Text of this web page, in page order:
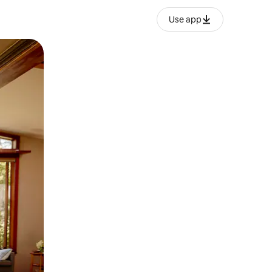
Use app
შეხებისა თუ თითის გასმის ჟესტები.